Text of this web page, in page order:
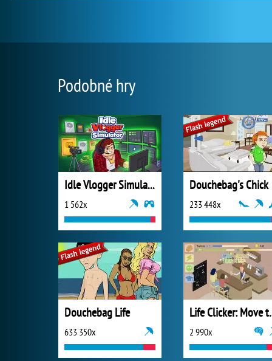
Podobné hry
Idle Vlogger Simulator
1 562x
Douchebag's Chick
233 448x
Douchebag Life
633 350x
Life
2 990x